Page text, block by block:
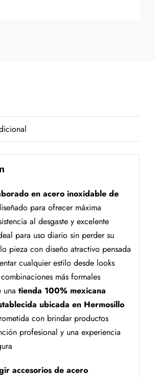
en acero inoxidable de
para ofrecer máxima
al desgaste y excelente
para uso diario sin perder su
pieza con diseño atractivo pensada
cualquier estilo desde looks
más formales
una tienda 100% mexicana
ubicada en Hermosillo
con brindar productos
profesional y una experiencia
accesorios de acero